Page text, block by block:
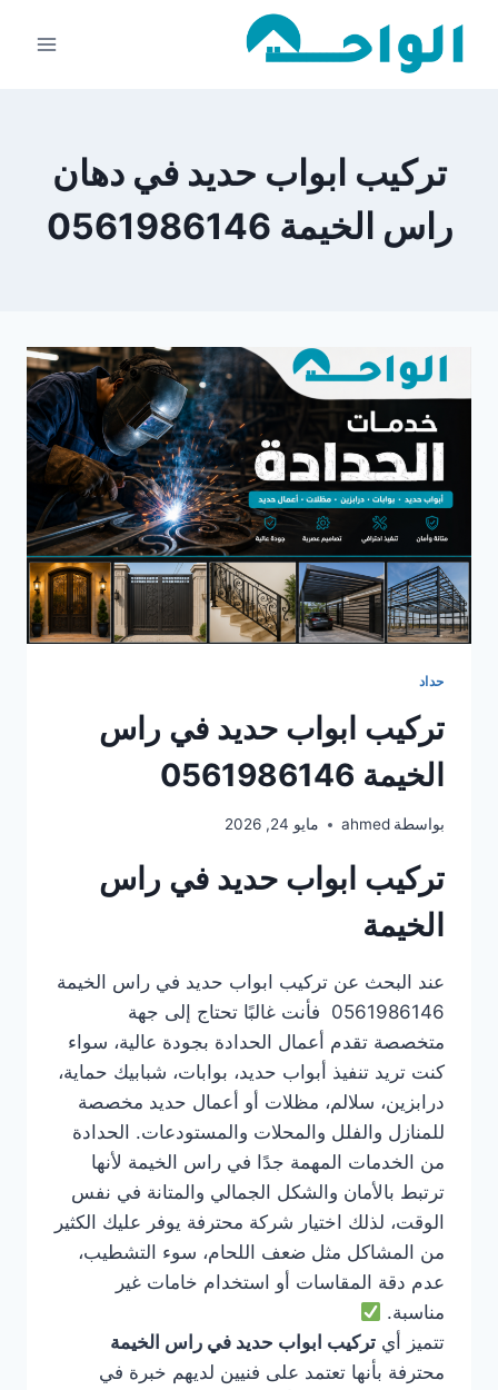
تركيب ابواب حديد في دهان
راس الخيمة 0561986146
حداد
تركيب ابواب حديد في راس
الخيمة 0561986146
بواسطة ahmed مايو 24, 2026
تركيب ابواب حديد في راس
الخيمة
عند البحث عن تركيب ابواب حديد في راس الخيمة
0561986146 فأنت غالبًا تحتاج إلى جهة
متخصصة تقدم أعمال الحدادة بجودة عالية، سواء
كنت تريد تنفيذ أبواب حديد، بوابات، شبابيك حماية،
درابزين، سلالم، مظلات أو أعمال حديد مخصصة
للمنازل والفلل والمحلات والمستودعات. الحدادة
من الخدمات المهمة جدًا في راس الخيمة لأنها
ترتبط بالأمان والشكل الجمالي والمتانة في نفس
الوقت، لذلك اختيار شركة محترفة يوفر عليك الكثير
من المشاكل مثل ضعف اللحام، سوء التشطيب،
عدم دقة المقاسات أو استخدام خامات غير
مناسبة.
تتميز أي تركيب ابواب حديد في راس الخيمة
محترفة بأنها تعتمد على فنيين لديهم خبرة في